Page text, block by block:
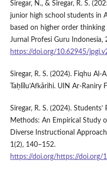
Siregar, N., & Siregar, R. S.
junior high school students in
based on higher order
Jurnal Profesi Guru Indonesia,
https://doi.org/10.62945/
Siregar, R. S. (2024). Fiqhu Al-
Taḥlīlu’Afkārihi. UIN Ar-
Siregar, R. S. (2024).
Methods: An Empirical Study
Diverse Instructional
1(2), 140–152.
https://doi.org/https://doi.org/